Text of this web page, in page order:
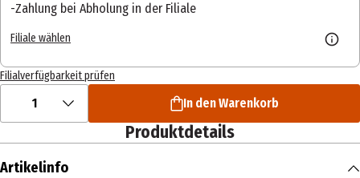
Zahlung bei Abholung in der Filiale
Filiale wählen
Filialverfügbarkeit prüfen
1 In den Warenkorb
Produktdetails
Artikelinfo